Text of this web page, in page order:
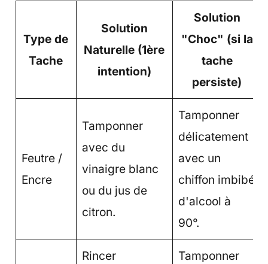
Type de
Tache
Solution
Naturelle (1ère
intention)
Solution
"Choc" (si la
tache
persiste)
Feutre /
Encre
Tamponner
avec du
vinaigre blanc
ou du jus de
citron.
Tamponner
délicatement
avec un
chiffon imbibé
d'alcool à
90°.
Rincer
Tamponner